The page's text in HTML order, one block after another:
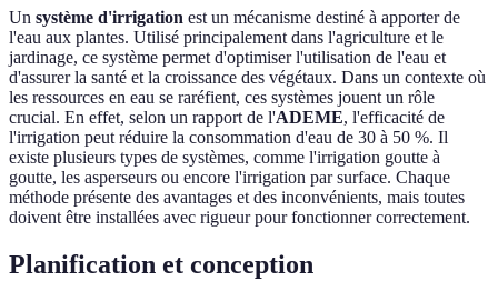
Un système d'irrigation est un mécanisme destiné à apporter de
l'eau aux plantes. Utilisé principalement dans l'agriculture et le
jardinage, ce système permet d'optimiser l'utilisation de l'eau et
d'assurer la santé et la croissance des végétaux. Dans un contexte où
les ressources en eau se raréfient, ces systèmes jouent un rôle
crucial. En effet, selon un rapport de l'ADEME, l'efficacité de
l'irrigation peut réduire la consommation d'eau de 30 à 50 %. Il
existe plusieurs types de systèmes, comme l'irrigation goutte à
goutte, les asperseurs ou encore l'irrigation par surface. Chaque
méthode présente des avantages et des inconvénients, mais toutes
doivent être installées avec rigueur pour fonctionner correctement.
Planification et conception